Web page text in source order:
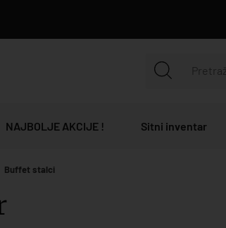
NAJBOLJE AKCIJE ! Sitni inventar
Buffet stalci